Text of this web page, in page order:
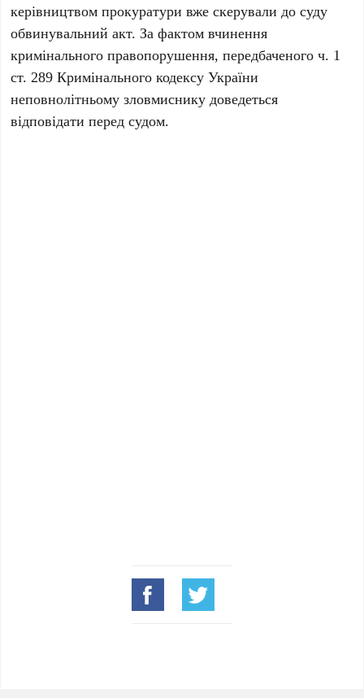
керівництвом прокуратури вже скерували до суду
обвинувальний акт. За фактом вчинення
кримінального правопорушення, передбаченого ч. 1
ст. 289 Кримінального кодексу України
неповнолітньому зловмиснику доведеться
відповідати перед судом.